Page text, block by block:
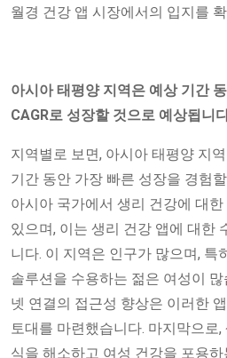
월경 건강 앱 시장에서의 입지를
아시아 태평양 지역은 예상 기간
CAGR로 성장할 것으로 예상됩니
지역별로 보면, 아시아 태평양 지
기간 동안 가장 빠른 성장을 경험
아시아 국가에서 생리 건강에 대
있으며, 이는 생리 건강 앱에 대한
니다. 이 지역은 인구가 많으며, 특
솔루션을 수용하는 젊은 여성이
넷 연결의 접근성 향상은 이러한
토대를 마련했습니다. 마지막으로
식을 해소하고 여성 건강을 포용